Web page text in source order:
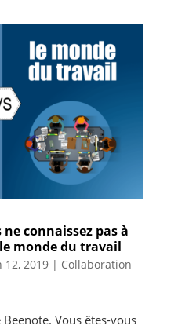
connaissez pas à
monde du travail
12, 2019| Collaboration
Beenote. Vous êtes-vous